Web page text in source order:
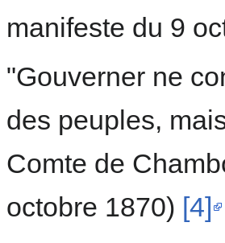
manifeste du 9
"Gouverner ne
des peuples,
Comte de
octobre 1870) [4]